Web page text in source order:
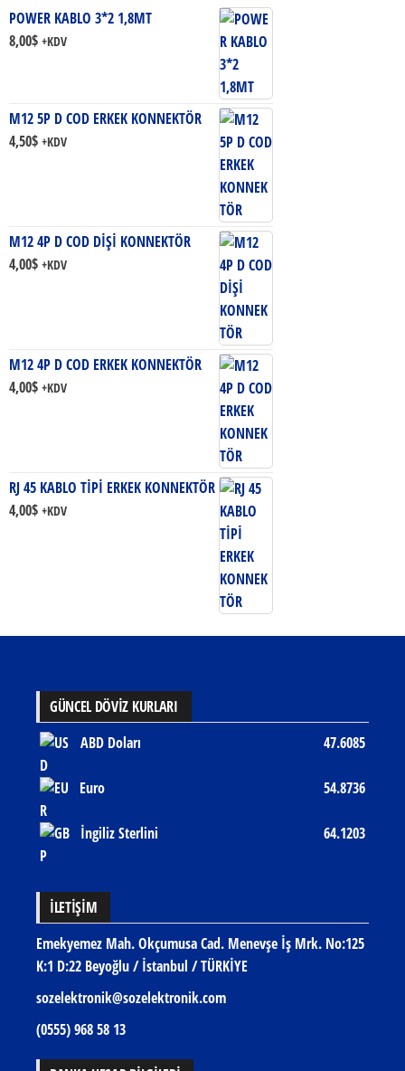
POWER KABLO 3*2 1,8MT
8,00$ +KDV
M12 5P D COD ERKEK KONNEKTÖR
4,50$ +KDV
M12 4P D COD DİŞİ KONNEKTÖR
4,00$ +KDV
M12 4P D COD ERKEK KONNEKTÖR
4,00$ +KDV
RJ 45 KABLO TİPİ ERKEK KONNEKTÖR
4,00$ +KDV
GÜNCEL DÖVİZ KURLARI
ABD Doları
47.6085
Euro 54.8736
İngiliz Sterlini 64.1203
İLETIŞIM
Emekyemez Mah. Okçumusa Cad. Menevşe İş Mrk. No:125
K:1 D:22 Beyoğlu / İstanbul / TÜRKİYE
sozelektronik@sozelektronik.com
(0555) 968 58 13